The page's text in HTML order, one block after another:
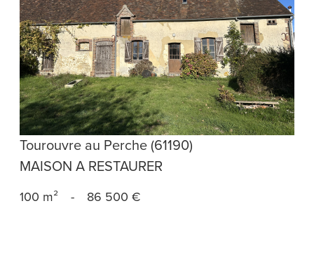
voir le bien
Tourouvre au Perche (61190)
MAISON A RESTAURER
100 m² - 86 500 €